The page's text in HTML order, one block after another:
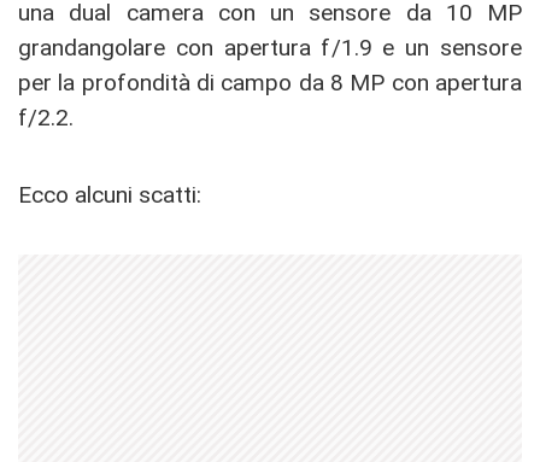
una dual camera con un sensore da 10 MP
grandangolare con apertura f/1.9 e un sensore
per la profondità di campo da 8 MP con apertura
f/2.2.
Ecco alcuni scatti: